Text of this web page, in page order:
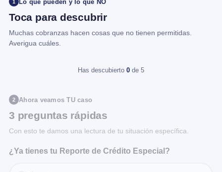
1 Lo que pueden y lo que NO
Toca para descubrir
Muchas cobranzas hacen cosas que no tienen permitidas.
Averigua cuáles.
Has descubierto 0 de 5
2 Ahora veamos TU caso
3 preguntas rápidas
Con esto te damos una lectura de tu situación específica.
¿Ya tienes tu Reporte de Crédito Especial?